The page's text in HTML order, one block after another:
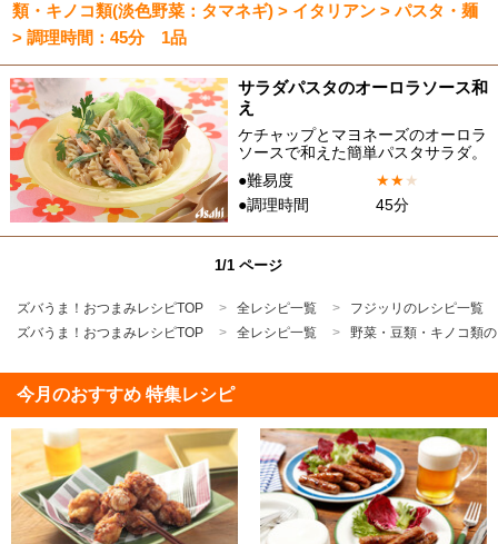
類・キノコ類(淡色野菜：タマネギ) > イタリアン > パスタ・麺
> 調理時間：45分 1品
サラダパスタのオーロラソース和
え
ケチャップとマヨネーズのオーロラ
ソースで和えた簡単パスタサラダ。
●難易度
★★★
●調理時間
45分
1/1 ページ
ズバうま！おつまみレシピTOP 全レシピ一覧
フジッリのレシピ一覧
ズバうま！おつまみレシピTOP
全レシピ一覧 野菜・豆類・キノコ類
今月のおすすめ 特集レシピ